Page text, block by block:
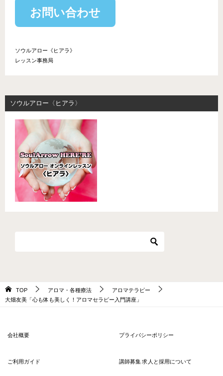
お問い合わせ
ソウルアロー《ヒアラ》
レッスン事務局
ソウルアロー〈ヒアラ〉
TOP アロマ・各種療法
アロマテラピー
大畑友美「心も体も美しく！アロマセラピー入門講座」
会社概要 プライバシーポリシー
ご利用ガイド 講師募集 求人と採用について